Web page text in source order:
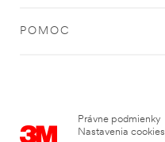
POMOC
Právne podmienky
Nastavenia cookies